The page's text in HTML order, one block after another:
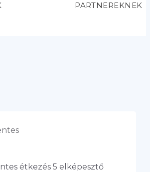
PARTNEREKNEK
étkezés 5 elképesztő